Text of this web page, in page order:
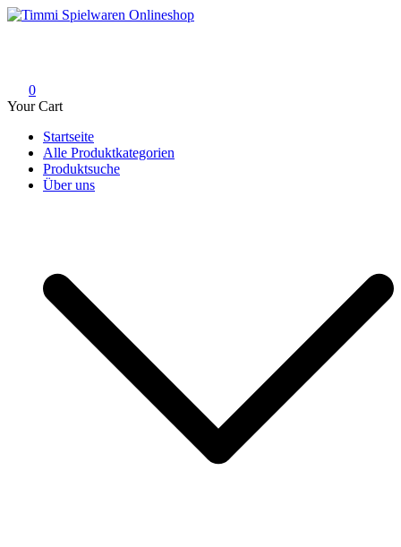
Skip
0
Your Cart
Startseite
Alle Produktkategorien
Produktsuche
Über uns